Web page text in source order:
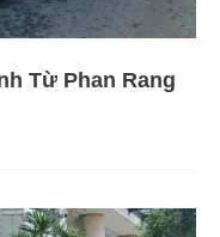
Từ Phan Rang